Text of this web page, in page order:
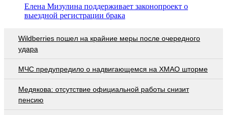
Елена Мизулина поддерживает законопроект о
выездной регистрации брака
Wildberries пошел на крайние меры после очередного
удара
МЧС предупредило о надвигающемся на ХМАО шторме
Медякова: отсутствие официальной работы снизит
пенсию